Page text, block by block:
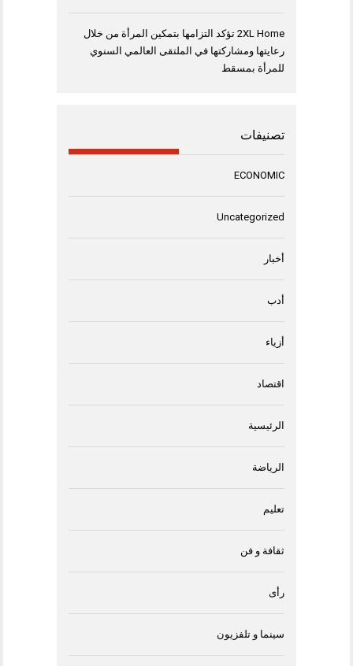
2XL Home تؤكد التزامها بتمكين المرأة من خلال
رعايتها ومشاركتها في الملتقى العالمي السنوي
للمرأة بمسقط
تصنيفات
ECONOMIC
Uncategorized
أخبار
أدب
أزياء
اقتصاد
الرئيسية
الرياضة
تعليم
ثقافة و فن
رأى
سينما و تلفزيون